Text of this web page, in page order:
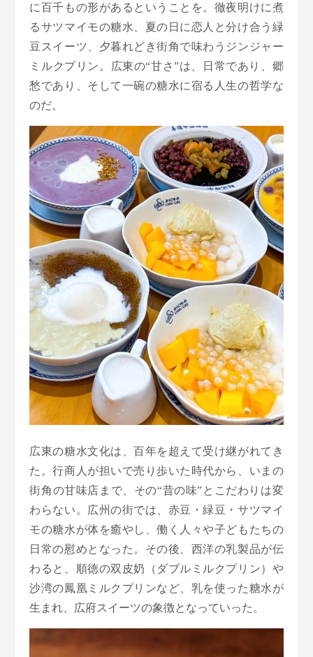
に百千もの形があるということを。徹夜明けに煮
るサツマイモの糖水、夏の日に恋人と分け合う緑
豆スイーツ、夕暮れどき街角で味わうジンジャー
ミルクプリン。広東の“甘さ”は、日常であり、郷
愁であり、そして一碗の糖水に宿る人生の哲学な
のだ。
広東の糖水文化は、百年を超えて受け継がれてき
た。行商人が担いで売り歩いた時代から、いまの
街角の甘味店まで、その“昔の味”とこだわりは変
わらない。広州の街では、赤豆・緑豆・サツマイ
モの糖水が体を癒やし、働く人々や子どもたちの
日常の慰めとなった。その後、西洋の乳製品が伝
わると、順徳の双皮奶（ダブルミルクプリン）や
沙湾の鳳凰ミルクプリンなど、乳を使った糖水が
生まれ、広府スイーツの象徴となっていった。